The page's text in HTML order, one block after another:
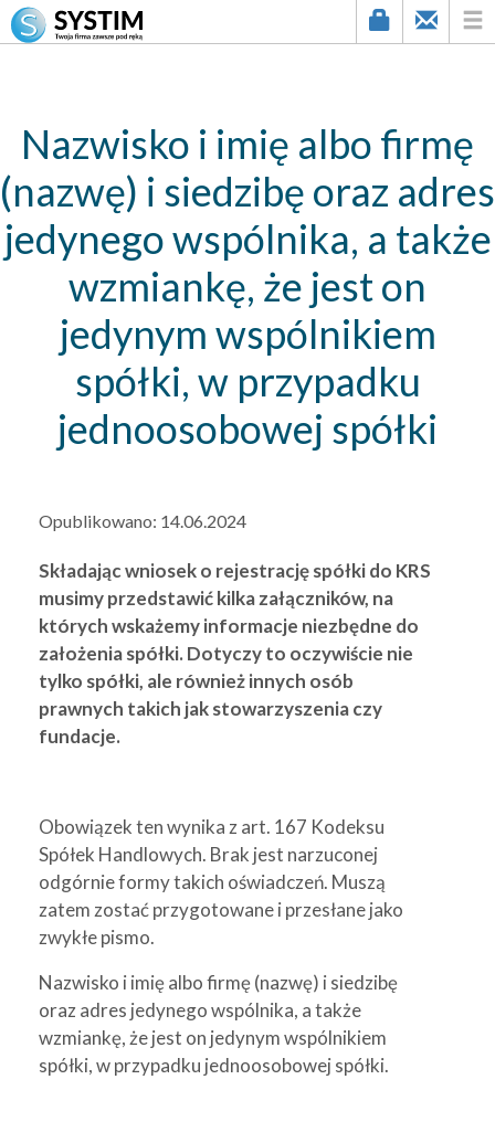
string(3) "346"
Nazwisko i imię albo firmę
(nazwę) i siedzibę oraz adres
jedynego wspólnika, a także
wzmiankę, że jest on
jedynym wspólnikiem
spółki, w przypadku
jednoosobowej spółki
Opublikowano: 14.06.2024
Składając wniosek o rejestrację spółki do KRS
musimy przedstawić kilka załączników, na
których wskażemy informacje niezbędne do
założenia spółki. Dotyczy to oczywiście nie
tylko spółki, ale również innych osób
prawnych takich jak stowarzyszenia czy
fundacje.
Obowiązek ten wynika z art. 167 Kodeksu
Spółek Handlowych. Brak jest narzuconej
odgórnie formy takich oświadczeń. Muszą
zatem zostać przygotowane i przesłane jako
zwykłe pismo.
Nazwisko i imię albo firmę (nazwę) i siedzibę
oraz adres jedynego wspólnika, a także
wzmiankę, że jest on jedynym wspólnikiem
spółki, w przypadku jednoosobowej spółki.